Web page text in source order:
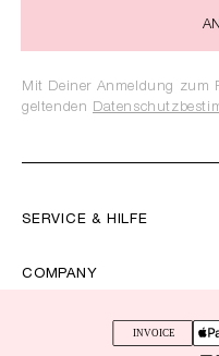
SERVICE & HILFE
COMPANY
Mit Deiner Anmeldung zum
geltenden